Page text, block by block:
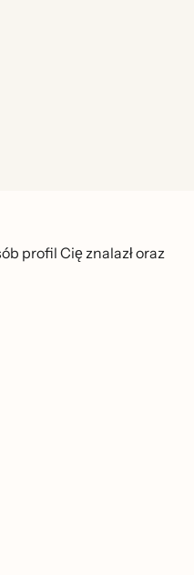
profil Cię znalazł oraz